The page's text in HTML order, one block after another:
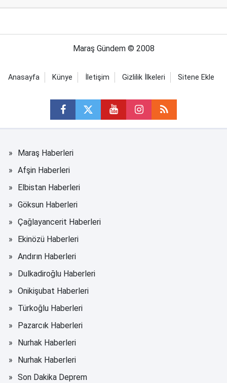
Maraş Gündem © 2008
Anasayfa Künye İletişim Gizlilik İlkeleri Sitene Ekle
Maraş Haberleri
Afşin Haberleri
Elbistan Haberleri
Göksun Haberleri
Çağlayancerit Haberleri
Ekinözü Haberleri
Andırın Haberleri
Dulkadiroğlu Haberleri
Onikişubat Haberleri
Türkoğlu Haberleri
Pazarcık Haberleri
Nurhak Haberleri
Nurhak Haberleri
Son Dakika Deprem